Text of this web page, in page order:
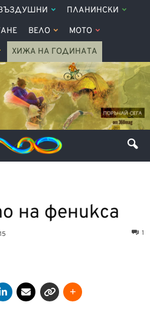
ПЛАНИНСКИ
ВЕЛО МОТО
ХИЖА НА ГОДИНАТА
на феникса
1